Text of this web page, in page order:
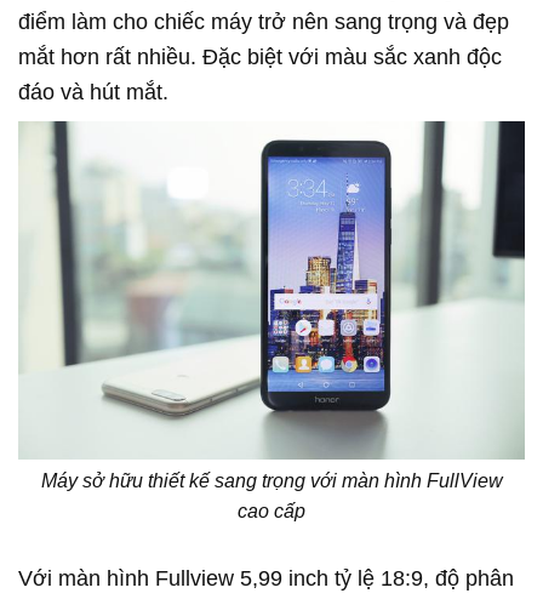
điểm làm cho chiếc máy trở nên sang trọng và đẹp
mắt hơn rất nhiều. Đặc biệt với màu sắc xanh độc
đáo và hút mắt.
Máy sở hữu thiết kế sang trọng với màn hình FullView
cao cấp
Với màn hình Fullview 5,99 inch tỷ lệ 18:9, độ phân